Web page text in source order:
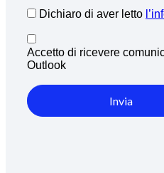
Dichiaro di aver letto
Accetto di ricevere
Outlook
Invia